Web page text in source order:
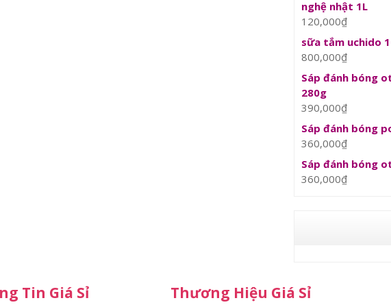
nghệ nhật 1L
120,000₫
sữa tắm uchido
800,000₫
Sáp đánh bóng
280g
390,000₫
Sáp đánh bóng
360,000₫
Sáp đánh bóng
360,000₫
Tin Giá Sỉ Thương Hiệu Giá Sỉ